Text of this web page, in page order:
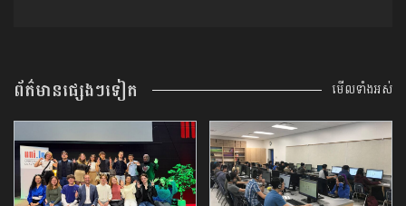
ព័ត៌មានផ្សេងៗទៀត មើលទាំងអស់